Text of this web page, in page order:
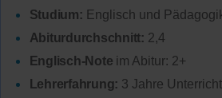
Studium: Englisch und
Abiturdurchschnitt: 2,4
Englisch-Note im Abitur: 2+
Lehrerfahrung: 3 Jahre